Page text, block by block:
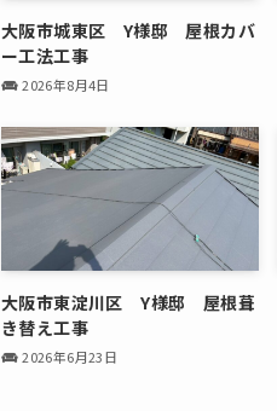
大阪市城東区 Y様邸 屋根カバ
ー工法工事
2026年8月4日
大阪市東淀川区 Y様邸 屋根葺
き替え工事
2026年6月23日